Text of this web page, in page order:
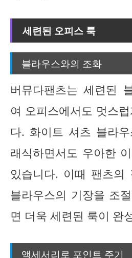
세련된 오피스 룩
블라우스와의 조화
버뮤다팬츠는 세련된
여 오피스에서도 멋스
다. 화이트 셔츠 블라
래식하면서도 우아한
있습니다. 이때 팬츠의
블라우스의 기장을 조
면 더욱 세련된 룩이 완
액세서리로 포인트 주기